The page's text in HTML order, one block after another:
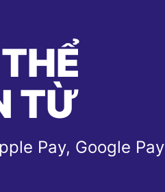
TỪ
Pay, Google Pay